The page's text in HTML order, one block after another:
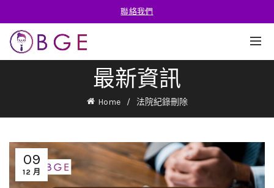
聯絡我們
最新資訊
Home 法院紀錄刪除
09
12 月